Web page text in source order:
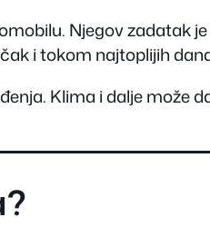
Njegov zadatak
i tokom najtoplijih
Klima i dalje može